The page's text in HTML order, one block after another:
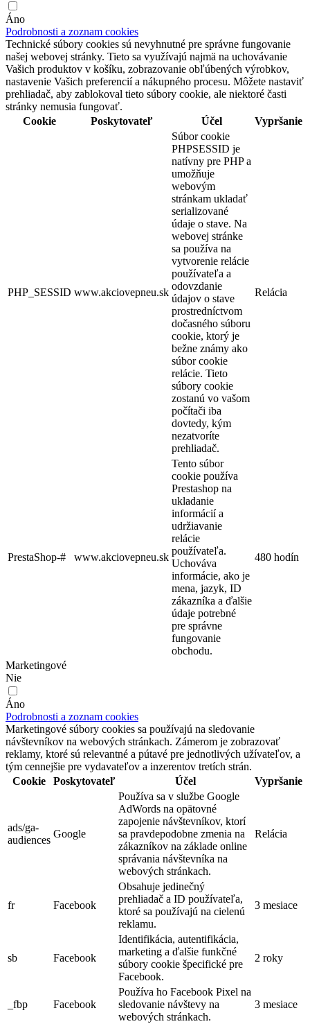
Áno
Podrobnosti a zoznam cookies
Technické súbory cookies sú nevyhnutné pre správne fungovanie
našej webovej stránky. Tieto sa využívajú najmä na uchovávanie
Vašich produktov v košíku, zobrazovanie obľúbených výrobkov,
nastavenie Vašich preferencií a nákupného procesu. Môžete nastaviť
prehliadač, aby zablokoval tieto súbory cookie, ale niektoré časti
stránky nemusia fungovať.
Cookie
Poskytovateľ Účel Vypršanie
PHP_SESSID www.akciovepneu.sk
Súbor cookie
PHPSESSID je
natívny pre PHP a
umožňuje
webovým
stránkam ukladať
serializované
údaje o stave. Na
webovej stránke
sa používa na
vytvorenie relácie
používateľa a
odovzdanie
údajov o stave
prostredníctvom
dočasného súboru
cookie, ktorý je
bežne známy ako
súbor cookie
relácie. Tieto
súbory cookie
zostanú vo vašom
počítači iba
dovtedy, kým
nezatvoríte
prehliadač.
Relácia
PrestaShop-# www.akciovepneu.sk
Tento súbor
cookie používa
Prestashop na
ukladanie
informácií a
udržiavanie
relácie
používateľa.
Uchováva
informácie, ako je
mena, jazyk, ID
zákazníka a ďalšie
údaje potrebné
pre správne
fungovanie
obchodu.
480 hodín
Marketingové
Nie
Áno
Podrobnosti a zoznam cookies
Marketingové súbory cookies sa používajú na sledovanie
návštevníkov na webových stránkach. Zámerom je zobrazovať
reklamy, ktoré sú relevantné a pútavé pre jednotlivých užívateľov, a
tým cennejšie pre vydavateľov a inzerentov tretích strán.
Cookie
Poskytovateľ Účel Vypršanie
ads/ga-
audiences
Google
Používa sa v službe Google
AdWords na opätovné
zapojenie návštevníkov, ktorí
sa pravdepodobne zmenia na
zákazníkov na základe online
správania návštevníka na
webových stránkach.
Relácia
fr Facebook
Obsahuje jedinečný
prehliadač a ID používateľa,
ktoré sa používajú na cielenú
reklamu.
3 mesiace
sb Facebook
Identifikácia, autentifikácia,
marketing a ďalšie funkčné
súbory cookie špecifické pre
Facebook.
2 roky
_fbp Facebook
Používa ho Facebook Pixel na
sledovanie návštevy na
webových stránkach.
3 mesiace